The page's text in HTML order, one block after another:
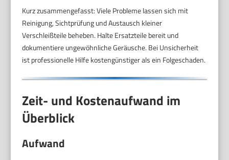
Kurz zusammengefasst: Viele Probleme lassen sich mit
Reinigung, Sichtprüfung und Austausch kleiner
Verschleißteile beheben. Halte Ersatzteile bereit und
dokumentiere ungewöhnliche Geräusche. Bei Unsicherheit
ist professionelle Hilfe kostengünstiger als ein Folgeschaden.
Zeit- und Kostenaufwand im
Überblick
Aufwand